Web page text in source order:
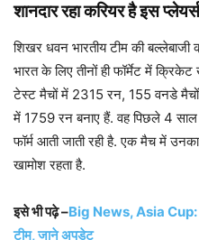
शानदार रहा करियर है इस
शिखर धवन भारतीय टीम की
भारत के लिए तीनों ही फॉर्मेट में
टेस्ट मैचों में 2315 रन, 155 वनडे
में 1759 रन बनाए हैं. वह पिछले 4
फॉर्म आती जाती रही है. एक मैच में
खामोश रहता है.
इसे भी पढ़े –Big News, Asia Cup:
टीम, जाने अपडेट